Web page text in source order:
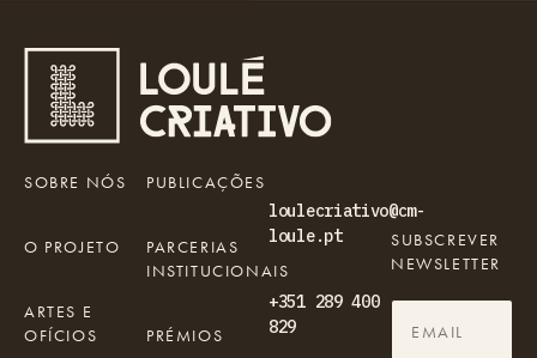
loulecriativo@cm-
loule.pt
+351 289 400
829
SOBRE NÓS
O PROJETO
ARTES E
OFÍCIOS
PUBLICAÇÕES
PARCERIAS
INSTITUCIONAIS
PRÉMIOS
SUBSCREVER
NEWSLETTER